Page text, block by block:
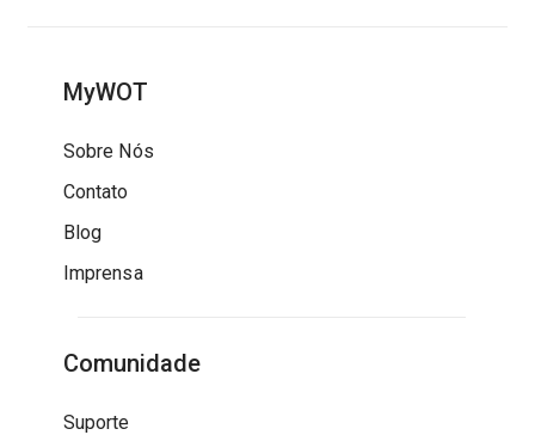
MyWOT
Sobre Nós
Contato
Blog
Imprensa
Comunidade
Suporte